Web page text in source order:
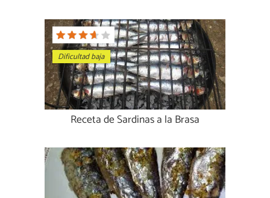
Dificultad baja
Receta de Sardinas a la Brasa